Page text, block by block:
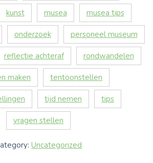
kunst musea musea tips
onderzoek personeel museum
reflectie achteraf rondwandelen
maken tentoonstellen
tijd nemen tips
vragen stellen
Uncategorized